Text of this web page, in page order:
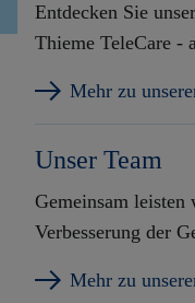
Entdecken Sie
Thieme TeleCare -
Mehr zu
Unser Team
Gemeinsam leisten
Verbesserung der
Mehr zu